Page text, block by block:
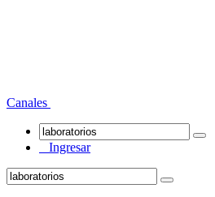
Canales
Ingresar